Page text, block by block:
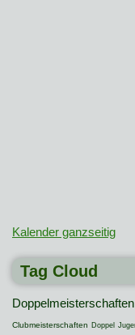
Kalender ganzseitig
Tag Cloud
Doppelmeisterschaften
Clubmeisterschaften Doppel